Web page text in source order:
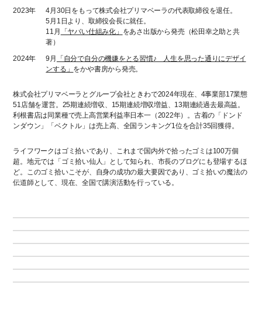
2023年
4月30日をもって株式会社プリマベーラの代表取締役を退任。
5月1日より、取締役会長に就任。
11月
「ヤバい仕組み化」 をあさ出版から発売（松田幸之助と共
著）
2024年
9月
「自分で自分の機嫌をとる習慣♪ 人生を思った通りにデザイ
ンする」 をかや書房から発売。
株式会社プリマベーラとグループ会社ときわで2024年現在、4事業部17業態
51店舗を運営。25期連続増収、15期連続増収増益、13期連続過去最高益。
利根書店は同業種で売上高営業利益率日本一（2022年）。古着の「ドンド
ンダウン」「ベクトル」は売上高、全国ランキング1位を合計35回獲得。
ライフワークはゴミ拾いであり、これまで国内外で拾ったゴミは100万個
超。地元では「ゴミ拾い仙人」として知られ、市長のブログにも登場するほ
ど。このゴミ拾いこそが、自身の成功の最大要因であり、ゴミ拾いの魔法の
伝道師として、現在、全国で講演活動を行っている。